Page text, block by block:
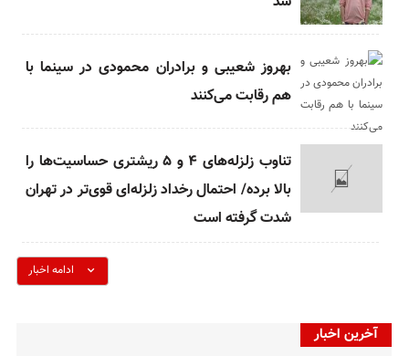
بهروز شعیبی و برادران محمودی در سینما با
هم رقابت می‌کنند
تناوب زلزله‌‌های ۴ و ۵ ریشتری حساسیت‌ها را
بالا برده/ احتمال رخداد زلزله‌ای قوی‌تر در تهران
شدت گرفته است
ادامه اخبار
آخرین اخبار